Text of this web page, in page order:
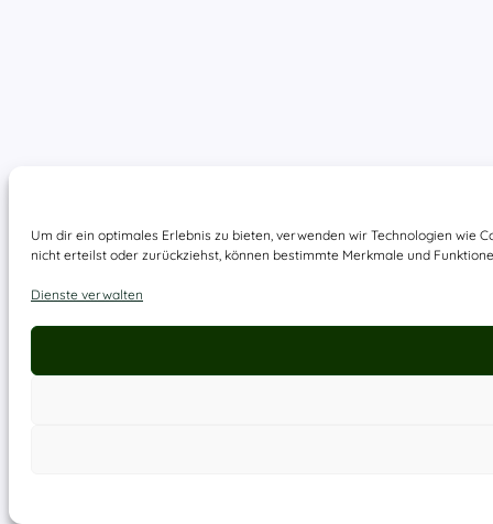
Um dir ein optimales Erlebnis zu bieten, verwenden wir Technologien wie
nicht erteilst oder zurückziehst, können bestimmte Merkmale und
Dienste verwalten